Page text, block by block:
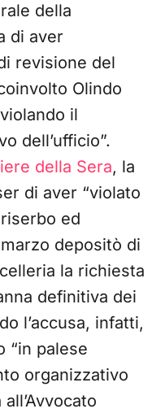
della
di aver
revisione del
Olindo
il
dell’ufficio”.
della Sera, la
di aver “violato
ed
depositò di
la richiesta
definitiva dei
l’accusa, infatti,
“in palese
organizzativo